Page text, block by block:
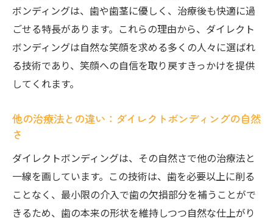
歯の健康状態を考慮したダイレクトボンデ
ィングの魅力
美しい仕上がりと持続性を誇る治療法
歯科医療における新しいアプローチ
ダイレクトボンディングが日常生活にもた
ダイレクトボンディングで持続する安心感を手
安心感を提供するダイレクトボンディング
長期間にわたる持続性が信頼の証
ボンディングは、歯や歯茎に優しく、治療後も快適に過
ごせる特長があります。これらの理由から、ダイレクト
ボンディングは自然な笑顔を求める多くの人々に選ばれ
る技術であり、笑顔への自信を取り戻すきっかけを提供
してくれます。
他の治療法との違い：ダイレクトボンディングの自然
さ
ダイレクトボンディングは、その自然さで他の治療法と
一線を画しています。この技術は、歯を必要以上に削る
ことなく、最小限の介入で歯の欠損部分を補うことがで
きるため、歯の本来の形状を維持しつつ自然な仕上がり